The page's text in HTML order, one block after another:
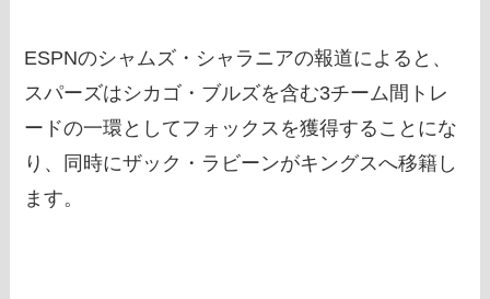
ESPNのシャムズ・シャラニアの報道によると、
スパーズはシカゴ・ブルズを含む3チーム間トレ
ードの一環としてフォックスを獲得することにな
り、同時にザック・ラビーンがキングスへ移籍し
ます。